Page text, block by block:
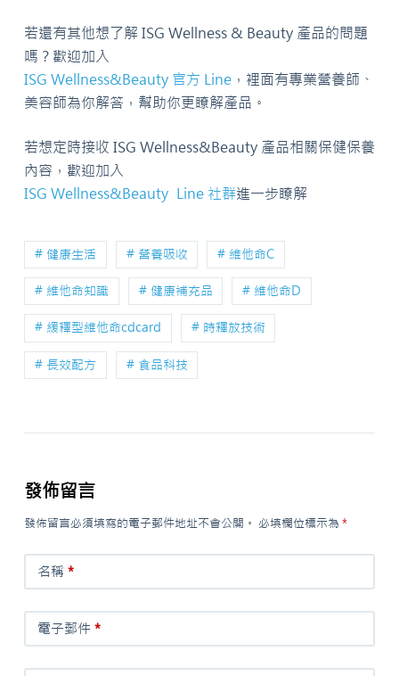
若還有其他想了解 ISG Wellness & Beauty 產品的問題
嗎？歡迎加入
ISG Wellness&Beauty 官方 Line，裡面有專業營養師、
美容師為你解答，幫助你更瞭解產品。
若想定時接收 ISG Wellness&Beauty 產品相關保健保養
內容，歡迎加入
ISG Wellness&Beauty Line 社群進一步瞭解
# 健康生活 # 營養吸收 # 維他命C
# 維他命知識 # 健康補充品 # 維他命D
# 緩釋型維他命cdcard # 時釋放技術
# 長效配方 # 食品科技
發佈留言
發佈留言必須填寫的電子郵件地址不會公開。 必填欄位標示為 *
名稱 *
電子郵件*